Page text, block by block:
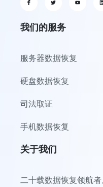
我们的服务
服务器数据恢复
硬盘数据恢复
司法取证
手机数据恢复
关于我们
二十载数据恢复领航